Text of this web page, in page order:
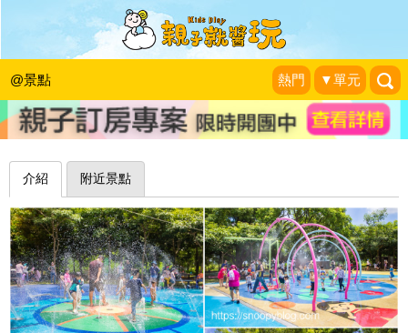
@景點 熱門 ▼單元
消暑戲水區×磨石溜滑梯×遮陽沙坑，
水陸一次玩～台中大雅中科公園
史努比遊樂園|2022-08-13
介紹 附近景點